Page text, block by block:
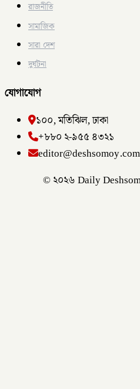
রাজনীতি
সামাজিক
সারা দেশ
দুর্ঘটনা
যোগাযোগ
১০০, মতিঝিল, ঢাকা
+৮৮০ ২-৯৫৫ ৪৩২১
editor@deshsomoy.com
© ২০২৬ Daily